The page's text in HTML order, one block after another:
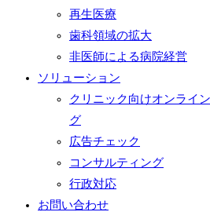
再生医療
歯科領域の拡大
非医師による病院経営
ソリューション
クリニック向けオンライ
グ
広告チェック
コンサルティング
行政対応
お問い合わせ